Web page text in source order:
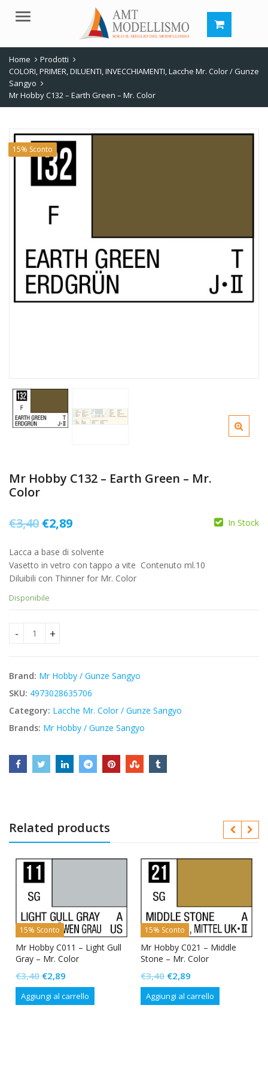
Menu
Home
Prodotti
COLORI, PRIMER, DILUENTI, INVECCHIAMENTI,Lacche Mr. Color / Gunze
Sangyo
Mr Hobby C132 – Earth Green – Mr. Color
15% Sconto
Mr Hobby C132 – Earth Green – Mr.
Color
€3,40 Il
originale
era:
€3,40.
€2,89Il
attuale
è:
In Stock
Lacca a base di solvente
Vasetto in vetro con tappo a vite  Contenuto ml.10
Diluibili con Thinner for Mr. Color
Disponibile
Mr Hobby C132 - Earth Green - Mr. Color quantity
Brand: Mr Hobby / Gunze Sangyo
SKU: 4973028635706
Category: Lacche Mr. Color / Gunze Sangyo
Brands: Mr Hobby / Gunze Sangyo
Related products
15% Sconto
Mr Hobby C011 – Light Gull
Gray – Mr. Color
€3,40 Il
prezzo
originale
€2,89
prezzo
attuale
Aggiungi al carrello
15% Sconto
Mr Hobby C021 – Middle
Stone – Mr. Color
€3,40 Il
prezzo
originale
€2,89
prezzo
attuale
Aggiungi al carrello